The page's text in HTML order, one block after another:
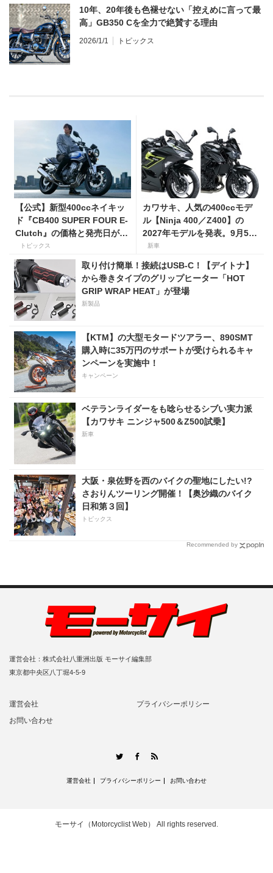
10年、20年後も色褪せない「控えめに言って最
高」GB350 Cを全力で絶賛する理由
2026/1/1 トピックス
【公式】新型400ccネイキッ
ド『CB400 SUPER FOUR E-
Clutch』の価格と発売日が決
定！ シリーズ最高58馬力＆
14kgもの軽量化!? 完全に
「旧CB400SF」を超えた!?
【Honda2026新車ニュー
ス】
トピックス
カワサキ、人気の400ccモデ
ル【Ninja 400／Z400】の
2027年モデルを発表。9月5日
より販売開始！
新車
取り付け簡単！接続はUSB-C！【デイトナ】
から巻きタイプのグリップヒーター「HOT
GRIP WRAP HEAT」が登場
新製品
【KTM】の大型モタードツアラー、890SMT
購入時に35万円のサポートが受けられるキャ
ンペーンを実施中！
キャンペーン
ベテランライダーをも唸らせるシブい実力派
【カワサキ ニンジャ500＆Z500試乗】
新車
大阪・泉佐野を西のバイクの聖地にしたい!?
さおりんツーリング開催！【奥沙織のバイク
日和第３回】
トピックス
Recommended by
運営会社：株式会社八重洲出版 モーサイ編集部
東京都中央区八丁堀4-5-9
運営会社
プライバシーポリシー
お問い合わせ
TwitterFacebook
運営会社 プライバシーポリシー お問い合わせ
モーサイ（Motorcyclist Web） All rights reserved.